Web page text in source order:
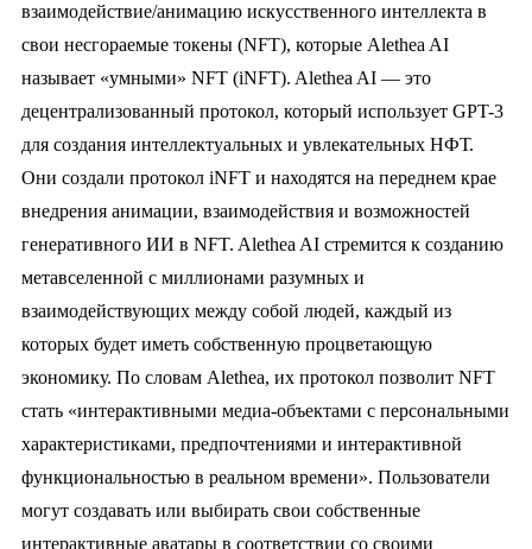
взаимодействие/анимацию искусственного интеллекта в
свои несгораемые токены (NFT), которые Alethea AI
называет «умными» NFT (iNFT). Alethea AI — это
децентрализованный протокол, который использует GPT-3
для создания интеллектуальных и увлекательных НФТ.
Они создали протокол iNFT и находятся на переднем крае
внедрения анимации, взаимодействия и возможностей
генеративного ИИ в NFT. Alethea AI стремится к созданию
метавселенной с миллионами разумных и
взаимодействующих между собой людей, каждый из
которых будет иметь собственную процветающую
экономику. По словам Alethea, их протокол позволит NFT
стать «интерактивными медиа-объектами с персональными
характеристиками, предпочтениями и интерактивной
функциональностью в реальном времени». Пользователи
могут создавать или выбирать свои собственные
интерактивные аватары в соответствии со своими